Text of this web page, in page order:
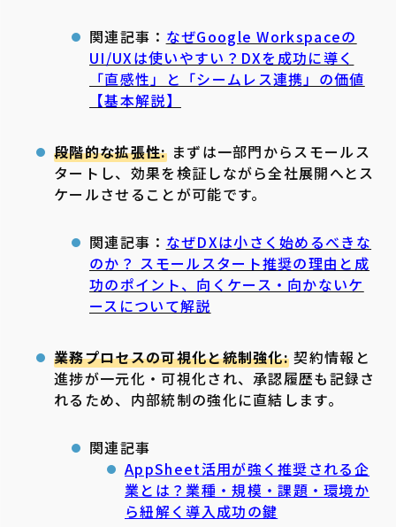
関連記事： なぜGoogle Workspaceの
UI/UXは使いやすい？DXを成功に導く
「直感性」と「シームレス連携」の価値
【基本解説】
段階的な拡張性:まずは一部門からスモールス
タートし、効果を検証しながら全社展開へとス
ケールさせることが可能です。
関連記事： なぜDXは小さく始めるべきな
のか？ スモールスタート推奨の理由と成
功のポイント、向くケース・向かないケ
ースについて解説
業務プロセスの可視化と統制強化: 契約情報と
進捗が一元化・可視化され、承認履歴も記録さ
れるため、内部統制の強化に直結します。
関連記事
AppSheet活用が強く推奨される企
業とは？業種・規模・課題・環境か
ら紐解く導入成功の鍵